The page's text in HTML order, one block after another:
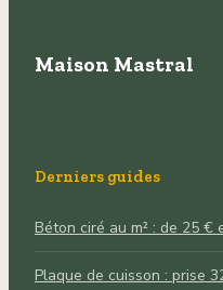
Maison Mastral
Derniers guides
Béton ciré au m² : de 25
Plaque de cuisson : prise